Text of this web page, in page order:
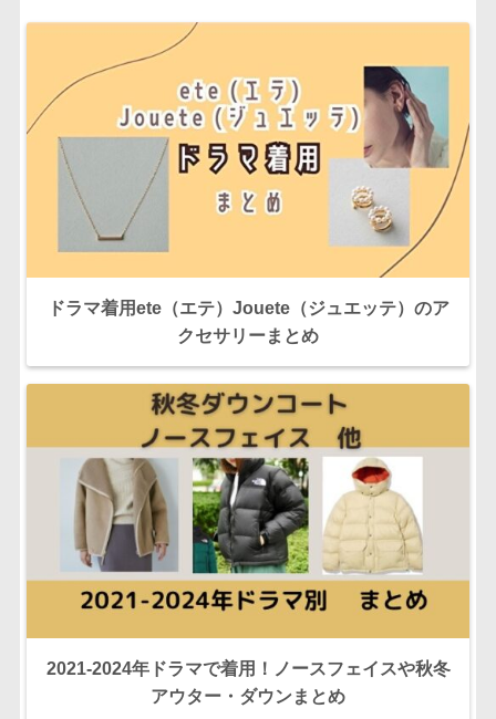
ドラマ着用ete（エテ）Jouete（ジュエッテ）のア
クセサリーまとめ
2021-2024年ドラマで着用！ノースフェイスや秋冬
アウター・ダウンまとめ